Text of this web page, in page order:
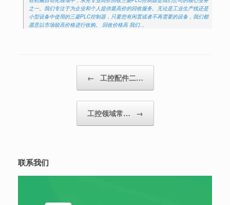
之一。我们专注于为企业和个人提供最高价的回收服务。无论是工业生产线还是
小型设备中使用的三菱PLC控制器，只要您有闲置或者不再需要的设备，我们都
愿意以市场较高价格进行收购。 回收价格高 我们…
← 工控配件二…
工控领域常… →
联系我们